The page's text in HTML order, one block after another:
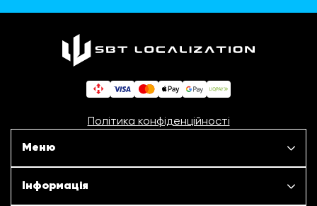
Політика конфіденційності
Меню
Наші проєкти
Інформація